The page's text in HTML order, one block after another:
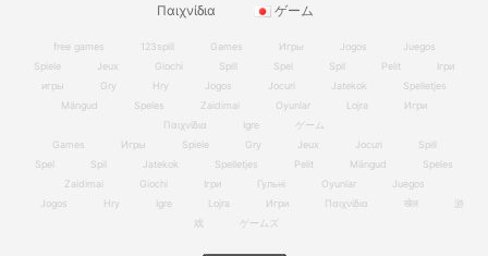
Παιχνίδια
ゲーム
free games 123spill Games Игры Jogos
Juegos
Spiele
Jeux Giochi Spill Spel Spil Pelit
Ігри
игры
Gry Hry Jogos Jocuri Jatekok
Spelletjes
Mängud
Speles Zaidimai Oyunlar Lojra
Игри
Παιχνίδια
Igre
ゲーム
Games
Игры Spiele Gry Jeux Jocuri
Spill
Spel
Spil Jatekok Spelletjes Pelit Mängud
Speles
Zaidimai
Giochi Ігри Гульні Oyunlar
Juegos
Jogos
Hry Igre Lojra Игри Παιχνίδια खेल
游
戏
ゲームズ